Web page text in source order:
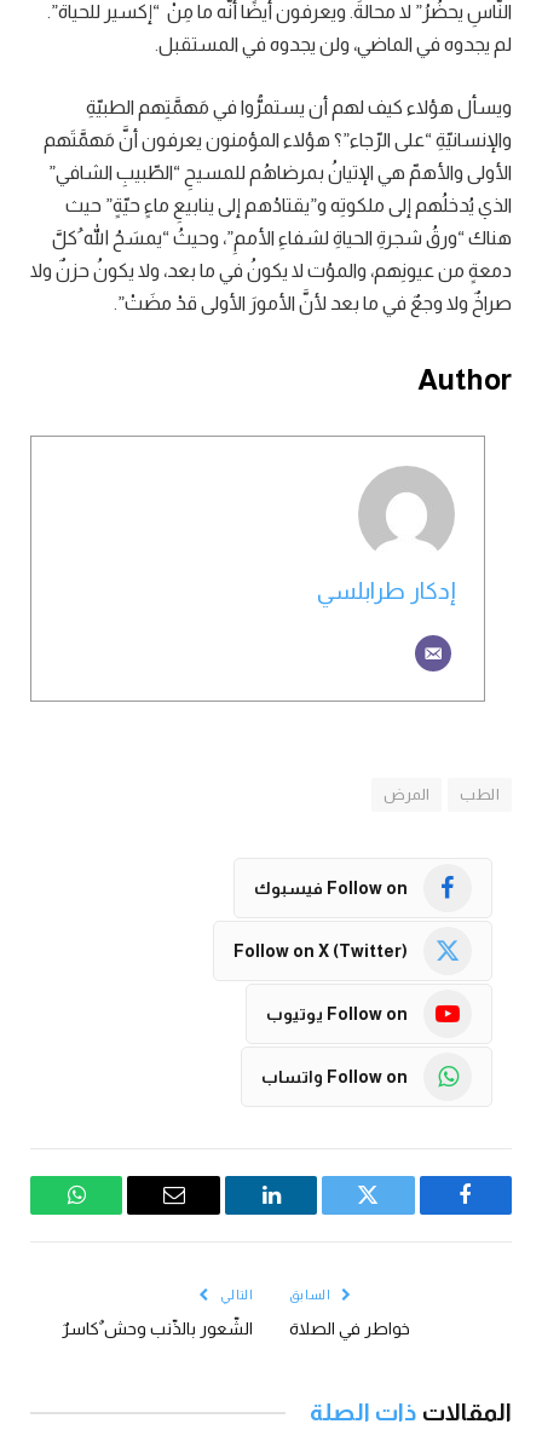
النّاسِ يحضُرُ” لا محالةَ. ويعرفون أيضًا أنّه ما مِنْ “إكسير للحياة”.
لم يجدوه في الماضي، ولن يجدوه في المستقبل.
ويسأل هؤلاء كيف لهم أن يستمرُّوا في مَهمَّتِهم الطبيّةِ
والإنسانيّةِ “على الرّجاء”؟ هؤلاء المؤمنون يعرفون أنَّ مَهمَّتَهم
الأولى والأهمّ هي الإتيانُ بمرضاهُم للمسيحِ “الطّبيبِ الشافي”
الذي يُدخلُهم إلى ملكوتِه و”يقتادُهم إلى ينابيعِ ماءٍ حيّةٍ” حيث
هناك “ورقُ شجرةِ الحياةِ لشفاءِ الأممِ”، وحيثُ “يمسَحُ الله ُكلَّ
دمعةٍ من عيونِهم، والموُت لا يكونُ في ما بعد، ولا يكونُ حزنٌ ولا
صراخٌ ولا وجعٌ في ما بعد لأنَّ الأمورَ الأولى قدْ مضَتْ”.
Author
إدكار طرابلسي
الطب المرض
Follow on فيسبوك
Follow on X (Twitter)
Follow on يوتيوب
Follow on واتساب
فيسبوك تويتر لينكدإن
البريد
واتساب
السابق
خواطر في الصلاة
التالي
الشّعور بالذّنب وحش ٌكاسرٌ
المقالات ذات الصلة